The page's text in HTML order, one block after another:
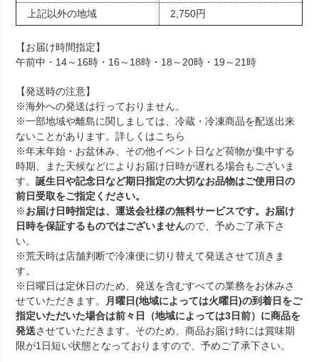
上記以外の地域
2,750円
【お届け時間指定】
午前中・14～16時・16～18時・18～20時・19～21時
【発送時の注意】
※海外への発送は行っておりません。
※一部地域や離島に関しましては、冷蔵・冷凍商品を配送出来
ないことがあります。詳しくはこちら
※年末年始・お盆休み、その他イベント日など荷物が集中する
時期、また天候などによりお届け日時が遅れる場合もございま
す。誕生日や記念日など期日指定の大切なお品物はご使用日の
前日受取をご指定ください。
※お届け日時指定は、運送会社様の無料サービスです。お届け
日時を保証するものではございませんので、予めご了承下さ
い。
※荒天時は店舗判断で冷凍便に切り替えて発送させて頂きま
す。
※日曜日は定休日のため、発送を含むすべての業務をお休みさ
せていただきます。
月曜日(地域によっては火曜日)の到着日をご
指定いただいた場合は前々日（地域によっては3日前）に商品を
発送させていただきます。そのため、商品お届け時には賞味期
限が1日短い状態となっておりますので、予めご了承下さい。